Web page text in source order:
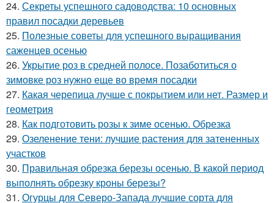
24. Секреты успешного садоводства: 10 основных
правил посадки деревьев
25. Полезные советы для успешного выращивания
саженцев осенью
26. Укрытие роз в средней полосе. Позаботиться о
зимовке роз нужно еще во время посадки
27. Какая черепица лучше с покрытием или нет. Размер и
геометрия
28. Как подготовить розы к зиме осенью. Обрезка
29. Озеленение тени: лучшие растения для затененных
участков
30. Правильная обрезка березы осенью. В какой период
выполнять обрезку кроны березы?
31. Огурцы для Северо-Запада лучшие сорта для